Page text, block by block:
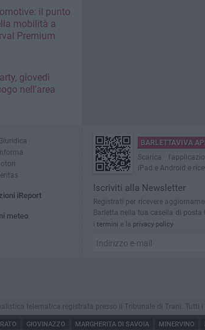
il punto
mobilità a
Premium
giovedì
nell'area
iReport
meteo
BARLETTAVIVA
Scarica
iPad e Android e
Iscriviti alla Newsletter
Registrati per ricevere
Barletta nella tua casella di posta
i termini e la privacy policy
telematica registrata presso il Tribunale di Trani. Tutti i
GIOVINAZZO MARGHERITA DI SAVOIA MINERVINO